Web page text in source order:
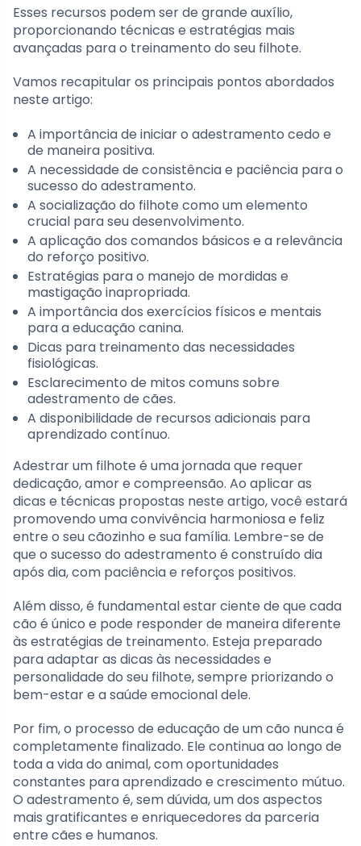
Esses recursos podem ser de grande auxílio,
proporcionando técnicas e estratégias mais
avançadas para o treinamento do seu filhote.
Vamos recapitular os principais pontos abordados
neste artigo:
A importância de iniciar o adestramento cedo e
de maneira positiva.
A necessidade de consistência e paciência para o
sucesso do adestramento.
A socialização do filhote como um elemento
crucial para seu desenvolvimento.
A aplicação dos comandos básicos e a relevância
do reforço positivo.
Estratégias para o manejo de mordidas e
mastigação inapropriada.
A importância dos exercícios físicos e mentais
para a educação canina.
Dicas para treinamento das necessidades
fisiológicas.
Esclarecimento de mitos comuns sobre
adestramento de cães.
A disponibilidade de recursos adicionais para
aprendizado contínuo.
Adestrar um filhote é uma jornada que requer
dedicação, amor e compreensão. Ao aplicar as
dicas e técnicas propostas neste artigo, você estará
promovendo uma convivência harmoniosa e feliz
entre o seu cãozinho e sua família. Lembre-se de
que o sucesso do adestramento é construído dia
após dia, com paciência e reforços positivos.
Além disso, é fundamental estar ciente de que cada
cão é único e pode responder de maneira diferente
às estratégias de treinamento. Esteja preparado
para adaptar as dicas às necessidades e
personalidade do seu filhote, sempre priorizando o
bem-estar e a saúde emocional dele.
Por fim, o processo de educação de um cão nunca é
completamente finalizado. Ele continua ao longo de
toda a vida do animal, com oportunidades
constantes para aprendizado e crescimento mútuo.
O adestramento é, sem dúvida, um dos aspectos
mais gratificantes e enriquecedores da parceria
entre cães e humanos.